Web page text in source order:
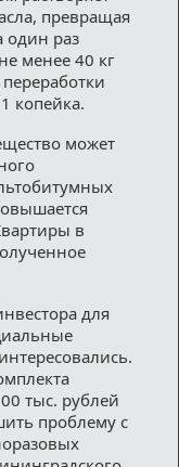
превращая
один раз
менее 40 кг
копейка.
может
в
для
тыс. рублей
проблему с